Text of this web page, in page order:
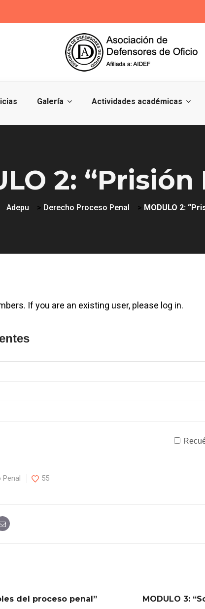
Galería Actividades académicas
2:
Adepu > Derecho Proceso Penal > MODULO 2:
If you are an existing user, please log in.
Penal 55
del proceso penal”
MODULO 3: